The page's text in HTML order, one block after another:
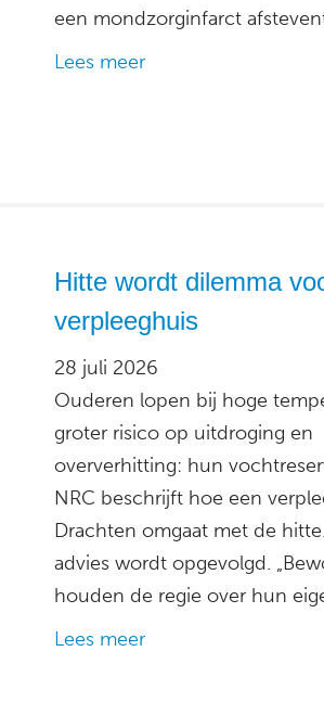
een mondzorginfarct
Lees meer
Hitte wordt dilemma
verpleeghuis
28 juli 2026
Ouderen lopen bij hoge
groter risico op uitdroging en
oververhitting: hun
NRC beschrijft hoe een
Drachten omgaat met de
advies wordt opgevolgd.
houden de regie over hun
Lees meer